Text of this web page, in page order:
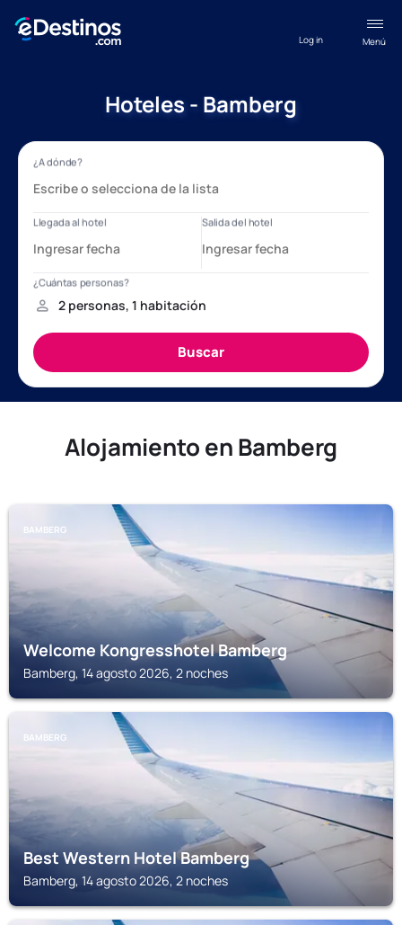
Menú
Log in
Hoteles - Bamberg
Alojamiento en Bamberg
BAMBERG
Welcome Kongresshotel Bamberg
Bamberg, 14 agosto 2026, 2 noches
BAMBERG
Best Western Hotel Bamberg
Bamberg, 14 agosto 2026, 2 noches